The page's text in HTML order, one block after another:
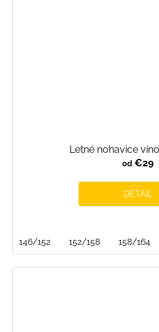
Letné nohavice
od€29
DETAIL
146/152 152/158 158/164